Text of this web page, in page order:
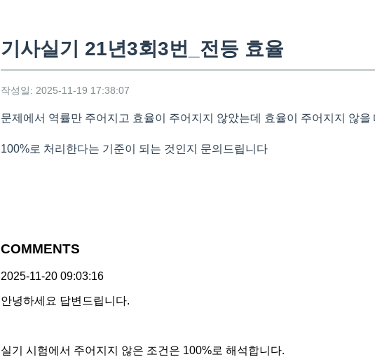
기사실기 21년3회3번_전등 효율
작성일: 2025-11-19 17:38:07
문제에서 역률만 주어지고 효율이 주어지지 않았는데 효율이 주어지지 않을
100%로 처리한다는 기준이 되는 것인지 문의드립니다
COMMENTS
2025-11-20 09:03:16
안녕하세요 답변드립니다.
실기 시험에서 주어지지 않은 조건은 100%로 해석합니다.